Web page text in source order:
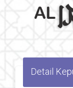
Detail